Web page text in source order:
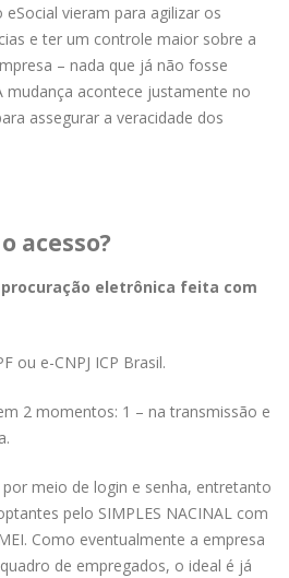
vieram para agilizar os
e ter um controle maior sobre a
– nada que já não fosse
mudança acontece justamente no
assegurar a veracidade dos
acesso?
eletrônica feita com
ou e-CNPJ ICP Brasil.
2 momentos: 1 – na transmissão e
meio de login e senha, entretanto
pelo SIMPLES NACINAL com
Como eventualmente a empresa
de empregados, o ideal é já